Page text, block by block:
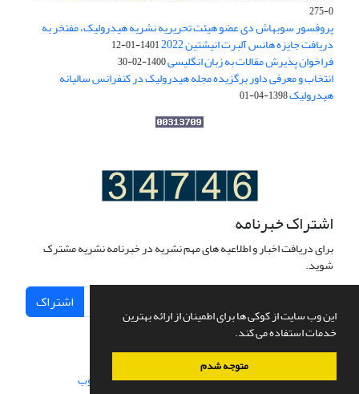
این وب سایت از کوکی ها برای اطمینان از ارائه بهترین
خدمات استفاده می کند.
متوجه شدم
0-275
پروفسور سوبهاش دی عضو هیئت تحریریه نشریه هیدرولیک، مفتخر به
دریافت جایزه هانس آلبرت انیشتین 2022 1401-01-12
فراخوان پذیرش مقالات به زبان انگلیسی1400-02-30
انتخاب و معرفی داور برگزیده مجله هیدرولیک در کنفرانس سالیانه
هیدرولیک1398-04-01
اشتراک خبرنامه
برای دریافت اخبار و اطلاعیه های مهم نشریه در خبرنامه نشریه مشترک
شوید.
اشتراک
سامانه مدیریت نشریات علمی.طراحی و پیاده سازی از سیناوب